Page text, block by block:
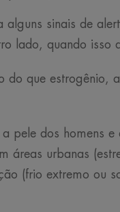
alguns sinais de
lado, quando isso
do que estrogênio,
pele dos homens
áreas urbanas
(frio extremo ou